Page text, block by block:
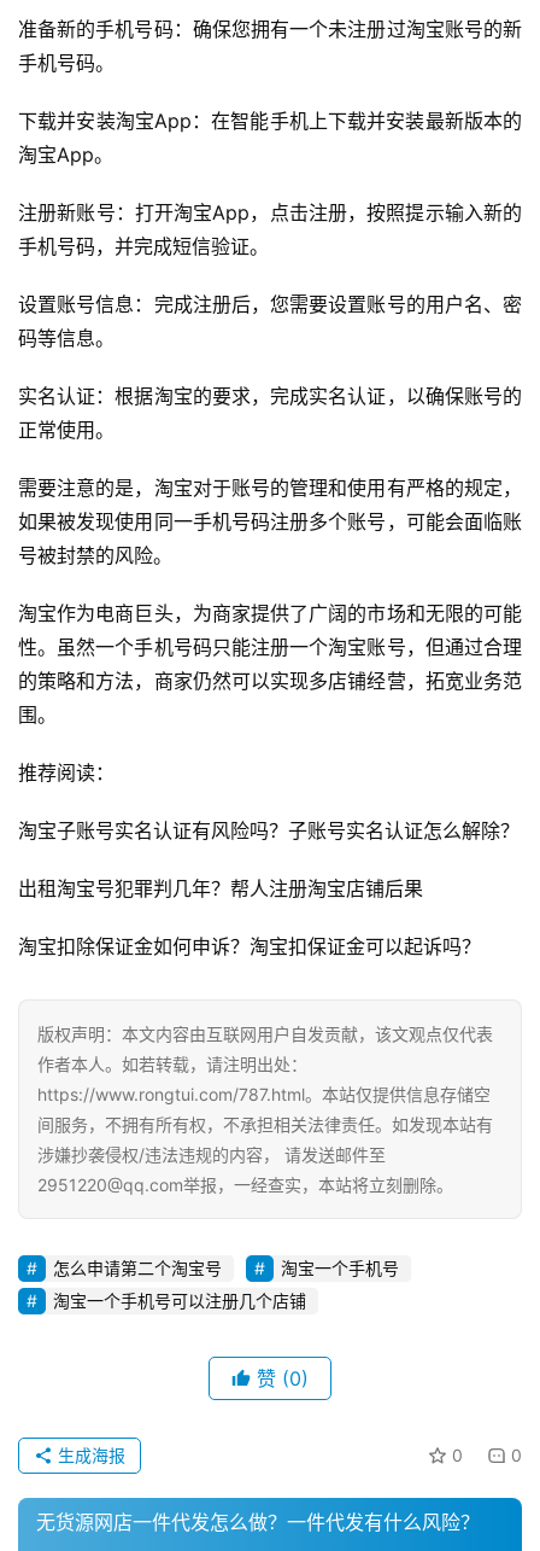
首
页
自
体
G
E
O
优
化
观
察
电
营
流
登录 注册
准备新的手机号码：确保您拥有一个未注册过淘宝账号的新
手机号码。
下载并安装淘宝App：在智能手机上下载并安装最新版本的
淘宝App。
注册新账号：打开淘宝App，点击注册，按照提示输入新的
手机号码，并完成短信验证。
设置账号信息：完成注册后，您需要设置账号的用户名、密
码等信息。
实名认证：根据淘宝的要求，完成实名认证，以确保账号的
正常使用。
需要注意的是，淘宝对于账号的管理和使用有严格的规定，
如果被发现使用同一手机号码注册多个账号，可能会面临账
号被封禁的风险。
淘宝作为电商巨头，为商家提供了广阔的市场和无限的可能
性。虽然一个手机号码只能注册一个淘宝账号，但通过合理
的策略和方法，商家仍然可以实现多店铺经营，拓宽业务范
围。
推荐阅读：
淘宝子账号实名认证有风险吗？子账号实名认证怎么解除？
出租淘宝号犯罪判几年？帮人注册淘宝店铺后果
淘宝扣除保证金如何申诉？淘宝扣保证金可以起诉吗？
版权声明：本文内容由互联网用户自发贡献，该文观点仅代表
作者本人。如若转载，请注明出处：
https://www.rongtui.com/787.html。本站仅提供信息存储空
间服务，不拥有所有权，不承担相关法律责任。如发现本站有
涉嫌抄袭侵权/违法违规的内容， 请发送邮件至
2951220@qq.com举报，一经查实，本站将立刻删除。
怎么申请第二个淘宝号
淘宝一个手机号
淘宝一个手机号可以注册几个店铺
赞 (0)
0 0
生成海报
无货源网店一件代发怎么做？一件代发有什么风险？